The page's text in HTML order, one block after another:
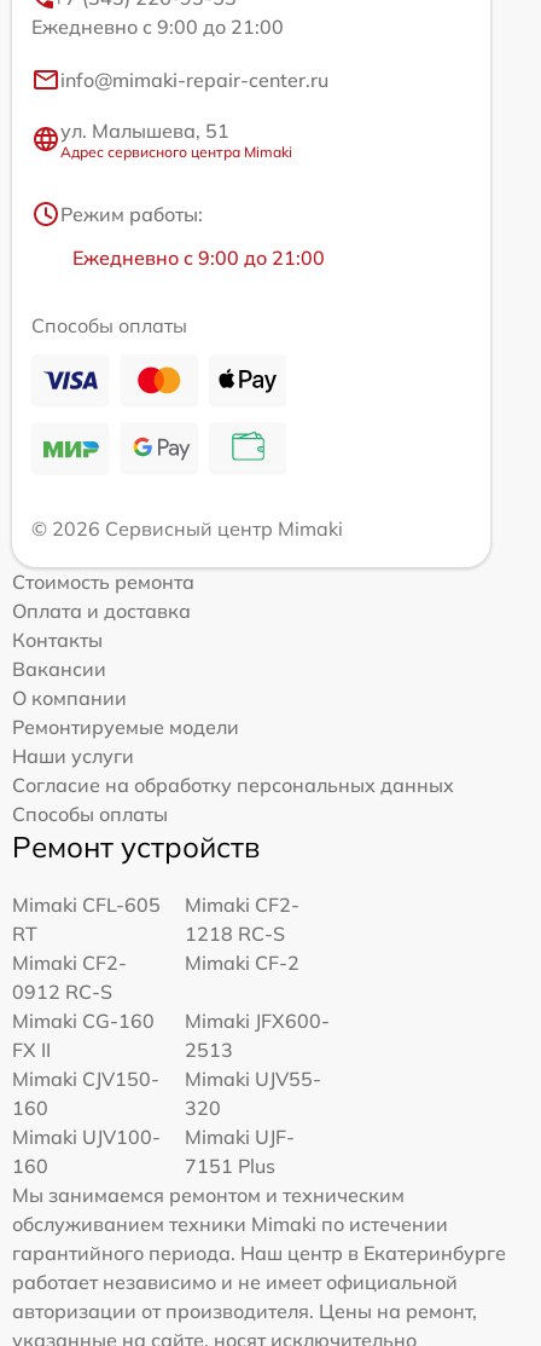
Ежедневно с 9:00 до 21:00
info@mimaki-repair-center.ru
ул. Малышева, 51
Адрес сервисного центра Mimaki
Режим работы:
Ежедневно с 9:00 до 21:00
Способы оплаты
© 2026 Сервисный центр Mimaki
Стоимость ремонта
Оплата и доставка
Контакты
Вакансии
О компании
Ремонтируемые модели
Наши услуги
Согласие на обработку персональных данных
Способы оплаты
Ремонт устройств
Mimaki CFL-605
RT
Mimaki CF2-
1218 RC-S
Mimaki CF2-
0912 RC-S
Mimaki CF-2
Mimaki CG-160
FX II
Mimaki JFX600-
2513
Mimaki СJV150-
160
Mimaki UJV55-
320
Mimaki UJV100-
160
Mimaki UJF-
7151 Plus
Мы занимаемся ремонтом и техническим
обслуживанием техники Mimaki по истечении
гарантийного периода. Наш центр в Екатеринбурге
работает независимо и не имеет официальной
авторизации от производителя. Цены на ремонт,
указанные на сайте, носят исключительно